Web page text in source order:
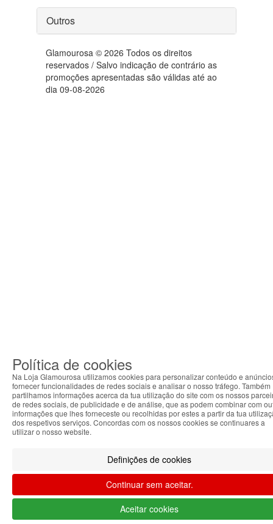
Outros
Glamourosa © 2026 Todos os direitos
reservados / Salvo indicação de contrário as
promoções apresentadas são válidas até ao
dia 09-08-2026
Política de cookies
Na Loja Glamourosa utilizamos cookies para personalizar conteúdo e
fornecer funcionalidades de redes sociais e analisar o nosso tráfego. Também
partilhamos informações acerca da tua utilização do site com os nossos
de redes sociais, de publicidade e de análise, que as podem combinar com
informações que lhes forneceste ou recolhidas por estes a partir da tua
dos respetivos serviços. Concordas com os nossos cookies se continuares a
utilizar o nosso website.
Definições de cookies
Continuar sem aceitar.
Aceitar cookies